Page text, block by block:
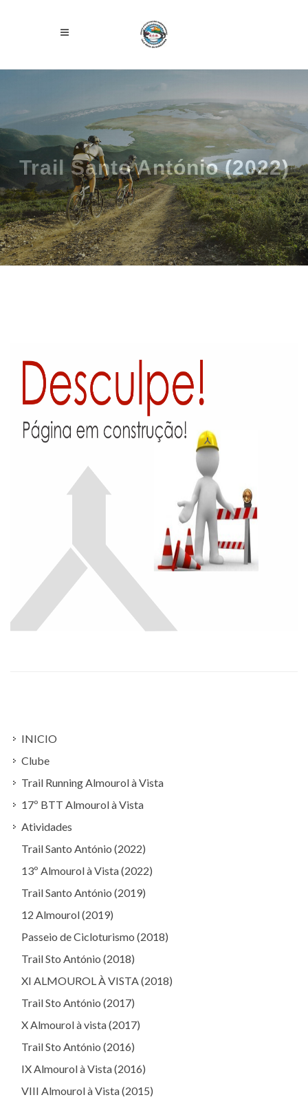
Trail Santo António (2022)
INICIO
Clube
Trail Running Almourol à Vista
17º BTT Almourol à Vista
Atividades
Trail Santo António (2022)
13º Almourol à Vista (2022)
Trail Santo António (2019)
12 Almourol (2019)
Passeio de Cicloturismo (2018)
Trail Sto António (2018)
XI ALMOUROL À VISTA (2018)
Trail Sto António (2017)
X Almourol à vista (2017)
Trail Sto António (2016)
IX Almourol à Vista (2016)
VIII Almourol à Vista (2015)